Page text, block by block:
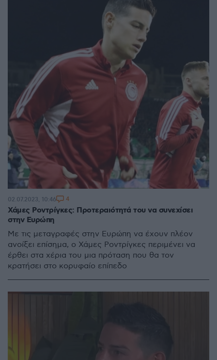
Χάμες Ροντρίγκες: Προτεραιότητά του να συνεχίσει
στην Ευρώπη
Με τις μεταγραφές στην Ευρώπη να έχουν πλέον
ανοίξει επίσημα, ο Χάμες Ροντρίγκες περιμένει να
έρθει στα χέρια του μια πρόταση που θα τον
κρατήσει στο κορυφαίο επίπεδο
02.07.2023, 10:46 4